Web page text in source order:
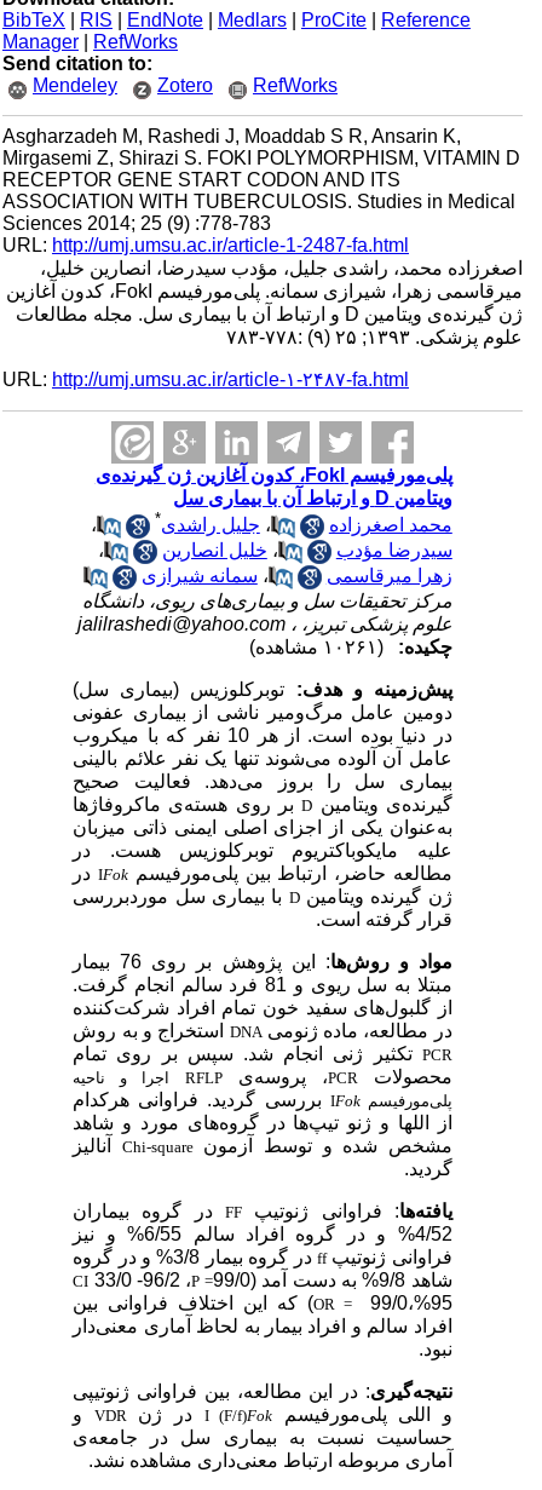
BibTeX
| RIS |EndNote |Medlars |ProCite |Reference
Manager
|RefWorks
Send citation to:
Mendeley
Zotero RefWorks
Asgharzadeh M, Rashedi J, Moaddab S R, Ansarin K,
Mirgasemi Z, Shirazi S. FOKI POLYMORPHISM, VITAMIN D
RECEPTOR GENE START CODON AND ITS
ASSOCIATION WITH TUBERCULOSIS. Studies in Medical
Sciences 2014; 25 (9) :778-783
URL:http://umj.umsu.ac.ir/article-1-2487-fa.html
اصغرزاده محمد، راشدی جلیل، مؤدب سیدرضا، انصارین خلیل،
میرقاسمی زهرا، شیرازی سمانه. پلی‌مورفیسم FokI، کدون آغازین
ژن گیرنده‌ی ویتامین D و ارتباط آن با بیماری سل. مجله مطالعات
علوم پزشکی. ۱۳۹۳; ۲۵ (۹) :۷۷۸-۷۸۳
URL:http://umj.umsu.ac.ir/article-۱-۲۴۸۷-fa.html
پلی‌مورفیسم FokI، کدون آغازین ژن گیرنده‌ی
ویتامین D و ارتباط آن با بیماری سل
محمد اصغرزاده
،جلیل راشدی*
،
سیدرضا مؤدب
،خلیل انصارین
،
زهرا میرقاسمی
،سمانه شیرازی
مرکز تحقیقات سل و بیماری‌های ریوی، دانشگاه
علوم پزشکی تبریز، ، jalilrashedi@yahoo.com
چکیده:
پیش‌زمینه و هدف: توبرکلوزیس (بیماری سل)
دومین عامل مرگ‌ومیر ناشی از بیماری عفونی
در دنیا بوده است. از هر 10 نفر که با میکروب
عامل آن آلوده می‌شوند تنها یک نفر علائم بالینی
بیماری سل را بروز می‌دهد. فعالیت صحیح
گیرنده‌ی ویتامینD بر روی هسته‌ی ماکروفاژها
به‌عنوان یکی از اجزای اصلی ایمنی ذاتی میزبان
علیه مایکوباکتریوم توبرکلوزیس هست. در
مطالعه حاضر، ارتباط بین پلی‌مورفیسمFok
Iدر
ژن گیرنده ویتامینD با بیماری سل موردبررسی
قرار گرفته است.
مواد و روش‌ها
: این پژوهش بر روی 76 بیمار
مبتلا به سل ریوی و 81 فرد سالم انجام گرفت.
از گلبول‌های سفید خون تمام افراد شرکت‌کننده
در مطالعه، ماده ژنومی DNAاستخراج و به روش
PCRتکثیر ژنی انجام شد. سپس بر روی تمام
محصولات
PCR، پروسه‌ی RFLP
اجرا و ناحیه
پلی‌مورفیسمFok
Iبررسی گردید. فراوانی هرکدام
از اللها و ژنو تیپ‌ها در گروه‌های مورد و شاهد
مشخص شده و توسط آزمونChi-squareآنالیز
گردید.
یافته‌ها: فراوانی ژنوتیپFFدر گروه بیماران
4/52% و در گروه افراد سالم 6/55% و نیز
فراوانی ژنوتیپff
در گروه بیمار 3/8% و در گروه
شاهد 9/8% به دست آمد (99/0
P =، 96/2- 33/0 CI
95%،99/0 OR =) که این اختلاف فراوانی بین
افراد سالم و افراد بیمار به لحاظ آماری معنی‌دار
نبود.
نتیجه‌گیری: در این مطالعه، بین فراوانی ژنوتیپی
و اللی پلی‌مورفیسمFok
I (F/f) در ژنVDRو
حساسیت نسبت به بیماری سل در جامعه‌ی
آماری مربوطه ارتباط معنی‌داری مشاهده نشد.